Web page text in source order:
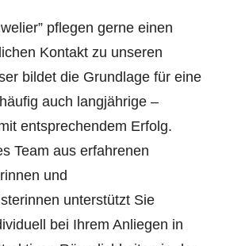
pflegen gerne einen
Kontakt zu unseren
bildet die Grundlage für eine
auch langjährige –
entsprechendem Erfolg.
Team aus erfahrenen
und
unterstützt Sie
bei Ihrem Anliegen in